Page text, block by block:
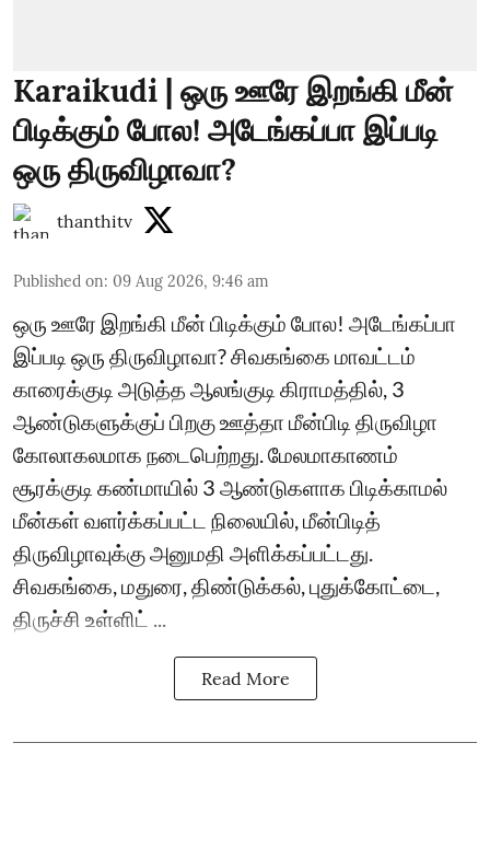
Karaikudi | ஒரு ஊரே இறங்கி மீன்
பிடிக்கும் போல! அடேங்கப்பா இப்படி
ஒரு திருவிழாவா?
thanthitv
Published on: 09 Aug 2026, 9:46 am
ஒரு ஊரே இறங்கி மீன் பிடிக்கும் போல! அடேங்கப்பா
இப்படி ஒரு திருவிழாவா? சிவகங்கை மாவட்டம்
காரைக்குடி அடுத்த ஆலங்குடி கிராமத்தில், 3
ஆண்டுகளுக்குப் பிறகு ஊத்தா மீன்பிடி திருவிழா
கோலாகலமாக நடைபெற்றது. மேலமாகாணம்
சூரக்குடி கண்மாயில் 3 ஆண்டுகளாக பிடிக்காமல்
மீன்கள் வளர்க்கப்பட்ட நிலையில், மீன்பிடித்
திருவிழாவுக்கு அனுமதி அளிக்கப்பட்டது.
சிவகங்கை, மதுரை, திண்டுக்கல், புதுக்கோட்டை,
திருச்சி உள்ளிட் ...
Read More